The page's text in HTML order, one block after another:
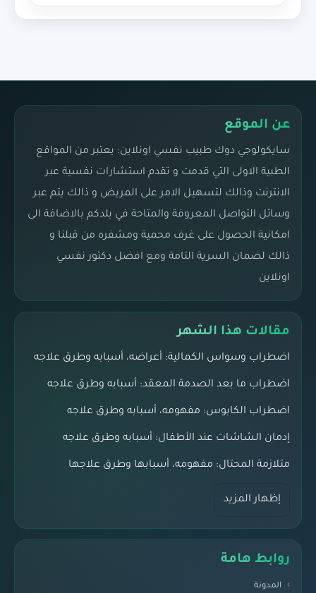
عن الموقع
سايكولوجي دوك طبيب نفسي اونلاين: يعتبر من المواقع
الطبية الاولى التي قدمت و تقدم استشارات نفسية عبر
الانترنت وذالك لتسهيل الامر على المريض و ذالك يتم عبر
وسائل التواصل المعروفة والمتاحة في بلدكم بالاضافة الى
امكانية الحصول على غرف محمية ومشفره من قبلنا و
ذالك لضمان السرية التامة ومع افضل دكتور نفسي
اونلاين
مقالات هذا الشهر
اضطراب وسواس الكمالية: أعراضه، أسبابه وطرق علاجه
اضطراب ما بعد الصدمة المعقد: أسبابه وطرق علاجه
اضطراب الكابوس: مفهومه، أسبابه وطرق علاجه
إدمان الشاشات عند الأطفال: أسبابه وطرق علاجه
متلازمة المحتال: مفهومه، أسبابها وطرق علاجها
إظهار المزيد
روابط هامة
المدونة